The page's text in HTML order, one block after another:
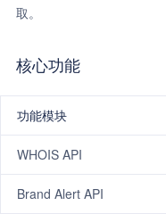
取。
核心功能
功能模块
WHOIS API
Brand Alert API